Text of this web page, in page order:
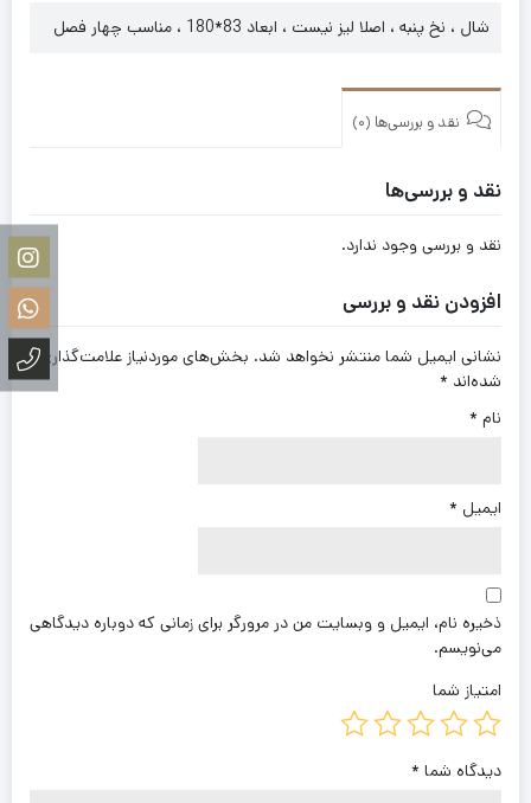
شال ، نخ پنبه ، اصلا لیز نیست ، ابعاد 83*180 ، مناسب چهار فصل
نقد و بررسی‌ها (0)
نقد و بررسی‌ها
نقد و بررسی وجود ندارد.
افزودن نقد و بررسی
نشانی ایمیل شما منتشر نخواهد شد. بخش‌های موردنیاز علامت‌گذاری
شده‌اند *
نام *
ایمیل *
ذخیره نام، ایمیل و وبسایت من در مرورگر برای زمانی که دوباره دیدگاهی
می‌نویسم.
امتیاز شما
دیدگاه شما *